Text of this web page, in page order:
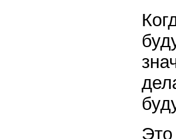
Это